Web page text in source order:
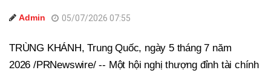
Admin 05/07/2026 07:55
TRÙNG KHÁNH, Trung Quốc, ngày 5 tháng 7 năm
2026 /PRNewswire/ -- Một hội nghị thượng đỉnh tài chính